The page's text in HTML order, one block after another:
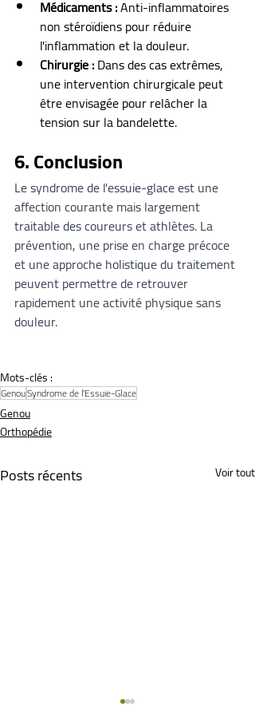
Médicaments : Anti-inflammatoires
non stéroïdiens pour réduire
l'inflammation et la douleur.
Chirurgie : Dans des cas extrêmes,
une intervention chirurgicale peut
être envisagée pour relâcher la
tension sur la bandelette.
6. Conclusion
Le syndrome de l'essuie-glace est une
affection courante mais largement
traitable des coureurs et athlètes. La
prévention, une prise en charge précoce
et une approche holistique du traitement
peuvent permettre de retrouver
rapidement une activité physique sans
douleur.
Mots-clés :
GenouSyndrome de l'Essuie-Glace
Genou
Orthopédie
Posts récents Voir tout